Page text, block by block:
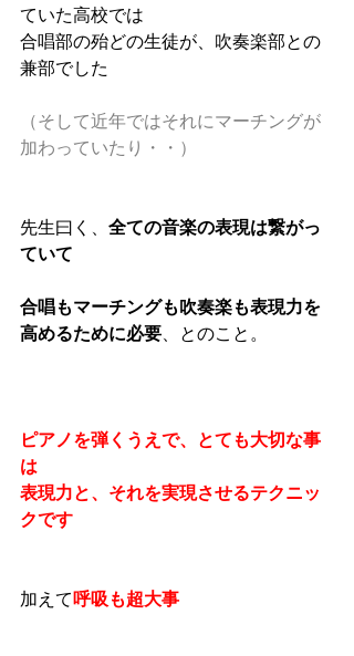
ていた高校では
合唱部の殆どの生徒が、吹奏楽部との
兼部でした
（そして近年ではそれにマーチングが
加わっていたり・・）
先生曰く、 全ての音楽の表現は繋がっ
ていて
合唱もマーチングも吹奏楽も表現力を
高めるために必要 、とのこと。
ピアノを弾くうえで、とても大切な事
は
表現力と、それを実現させるテクニッ
クです
加えて 呼吸も超大事